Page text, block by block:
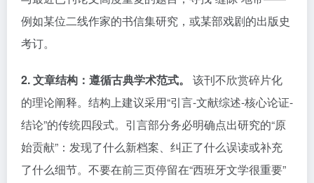
例如某位二线作家的书信集研究，或某部戏剧的出版史
考订。
2. 文章结构：遵循古典学术范式。
该刊不欣赏碎片化
的理论阐释。结构上建议采用“引言-文献综述-核心论证-
结论”的传统四段式。引言部分务必明确点出研究的“原
始贡献”：发现了什么新档案、纠正了什么误读或补充
了什么细节。不要在前三页停留在“西班牙文学很重要”